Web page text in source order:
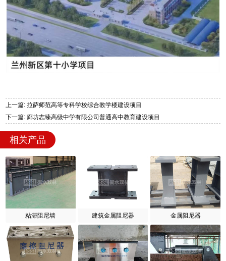
上一篇: 拉萨师范高等专科学校综合教学楼建设项目
下一篇: 廊坊志臻高级中学有限公司普通高中教育建设项目
相关产品
粘滞阻尼墙 建筑金属阻尼器 金属阻尼器